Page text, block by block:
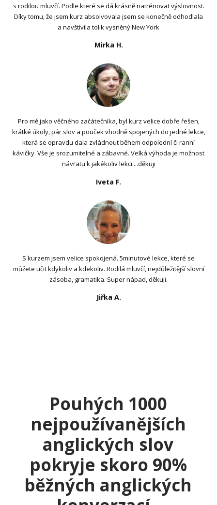
s rodilou mluvčí. Podle které se dá krásně natrénovat výslovnost.
Díky tomu, že jsem kurz absolvovala jsem se konečně odhodlala
a navštívila tolik vysněný New York
Mirka H.
Pro mě jako věčného začátečníka, byl kurz velice dobře řešen,
krátké úkoly, pár slov a pouček vhodně spojených do jedné lekce,
která se opravdu dala zvládnout během odpolední či ranní
kávičky. Vše je srozumitelné a zábavné. Velká výhoda je možnost
návratu k jakékoliv lekci....děkuji
Iveta F.
S kurzem jsem velice spokojená. 5minutové lekce, které se
můžete učit kdykoliv a kdekoliv. Rodilá mluvčí, nejdůležitější slovní
zásoba, gramatika. Super nápad, děkuji.
Jiřka A.
Pouhých 1000
nejpoužívanějších
anglických slov
pokryje skoro 90%
běžných anglických